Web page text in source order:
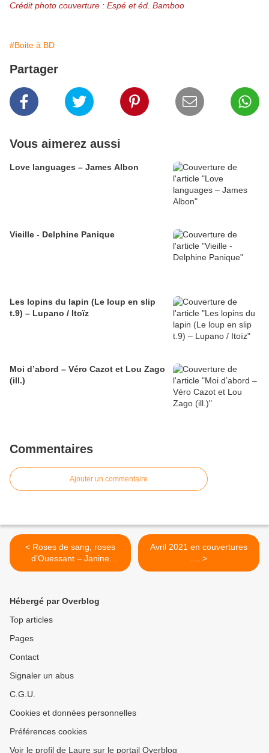
Crédit photo couverture : Espé et éd. Bamboo
#Boite à BD
Partager
Vous aimerez aussi
Love languages – James Albon
Vieille - Delphine Panique
Les lopins du lapin (Le loup en slip
t.9) – Lupano / Itoïz
Moi d’abord – Véro Cazot et Lou Zago
(ill.)
Commentaires
Ajouter un commentaire
< Roses de sang, roses
d’Ouessant – Janine
Boissard
Avril 2021 en couvertures
.... >
Hébergé par Overblog
Top articles
Pages
Contact
Signaler un abus
C.G.U.
Cookies et données personnelles
Préférences cookies
Voir le profil de Laure sur le portail Overblog